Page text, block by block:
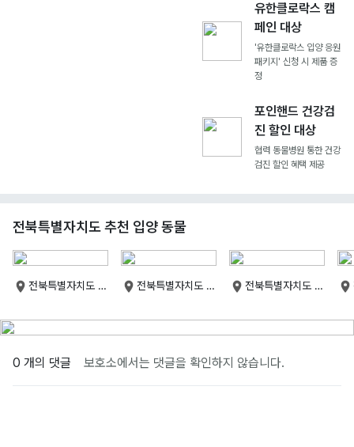
유한클로락스 캠
페인 대상
'유한클로락스 입양 응원
패키지' 신청 시 제품 증
정
포인핸드 건강검
진 할인 대상
협력 동물병원 통한 건강
검진 할인 혜택 제공
전북특별자치도 추천 입양 동물
전북특별자치도 군
전북특별자치도 군
전북특별자치도 군
0 개의 댓글 보호소에서는 댓글을 확인하지 않습니다.